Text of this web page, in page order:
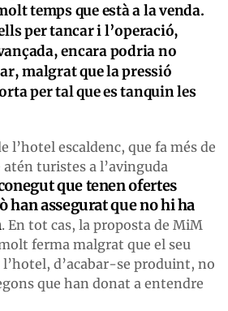
temps que està a la venda.
per tancar i l’operació,
encara podria no
malgrat que la pressió
per tal que es tanquin les
l’hotel escaldenc, que fa més de
atén turistes a l’avinguda
que tenen ofertes
han assegurat que no hi ha
. En tot cas, la proposta de MiM
ferma malgrat que el seu
d’acabar-se produint, no
que han donat a entendre